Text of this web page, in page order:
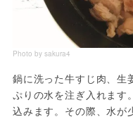
Photo by sakura4
鍋に洗った牛すじ肉、生
ぷりの水を注ぎ入れます
込みます。その際、水が